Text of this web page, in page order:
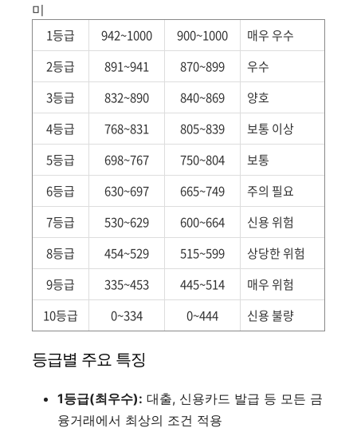
미
1등급 942~1000 900~1000
매우 우수
2등급
891~941 870~899
우수
3등급
832~890 840~869
양호
4등급
768~831 805~839
보통 이상
5등급
698~767 750~804
보통
6등급
630~697 665~749
주의 필요
7등급
530~629 600~664
신용 위험
8등급
454~529 515~599
상당한 위험
9등급
335~453 445~514
매우 위험
10등급
0~334 0~444 신용 불량
등급별 주요 특징
1등급(최우수): 대출, 신용카드 발급 등 모든 금
융거래에서 최상의 조건 적용